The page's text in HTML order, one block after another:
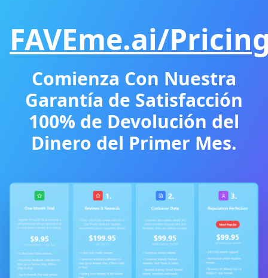
FAVEme.ai/
Comienza Con Nuestra
Garantía de Satisfacción
100% de Devolución del
Dinero del Primer Mes.